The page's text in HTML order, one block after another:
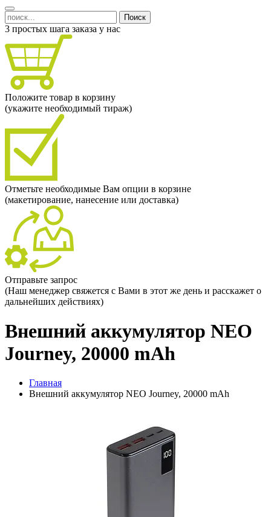
Поиск
3 простых шага заказа у нас
Положите товар в корзину
(укажите необходимый тираж)
Отметьте необходимые Вам опции в корзине
(макетирование, нанесение или доставка)
Отправьте запрос
(Наш менеджер свяжется с Вами в этот же день и расскажет о
дальнейших действиях)
Внешний аккумулятор NEO
Journey, 20000 mAh
Главная
Внешний аккумулятор NEO Journey, 20000 mAh